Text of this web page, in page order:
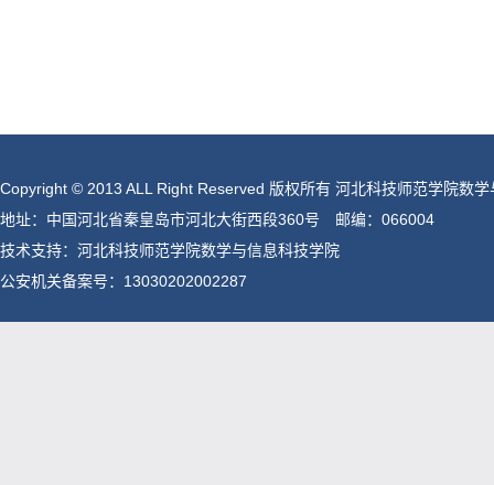
Copyright © 2013 ALL Right Reserved 版权所有 河北科技师范学院数学
地址：中国河北省秦皇岛市河北大街西段360号 邮编：066004
技术支持：河北科技师范学院数学与信息科技学院
公安机关备案号： 13030202002287